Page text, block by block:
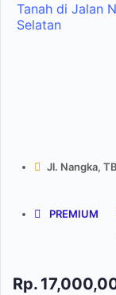
Tanah di Jalan
Selatan
Jl. Nangka,
PREMIUM
Rp.